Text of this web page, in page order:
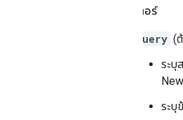
พารามิเตอร์
query (
ระบุ
ระบุ